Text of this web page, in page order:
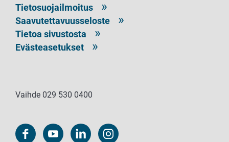
Tietosuojailmoitus
Saavutettavuusseloste
Tietoa sivustosta
Evästeasetukset
Vaihde 029 530 0400